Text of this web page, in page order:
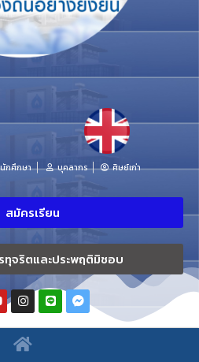
นักศึกษา บุคลากร ศิษย์เก่า
สมัครเรียน
ทุจริตและประพฤติมิชอบ